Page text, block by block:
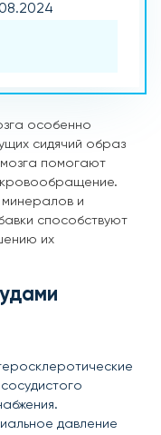
особенно
сидячий образ
помогают
кровообращение.
и
способствуют
их
давление